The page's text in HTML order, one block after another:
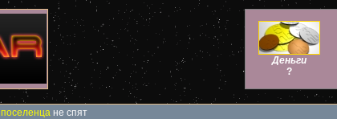
Деньги
?
поселенца не спят